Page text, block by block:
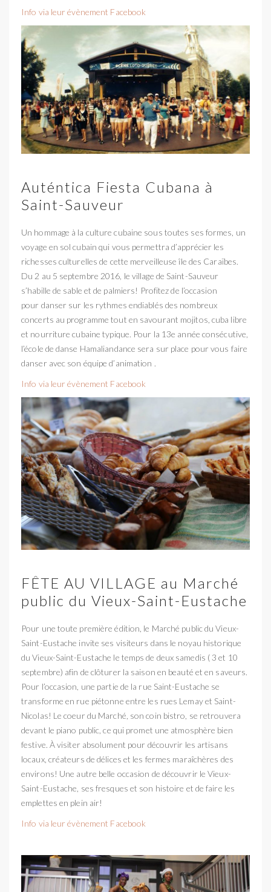
Info via leur évènement Facebook
Auténtica Fiesta Cubana à
Saint-Sauveur
Un hommage à la culture cubaine sous toutes ses formes, un
voyage en sol cubain qui vous permettra d’apprécier les
richesses culturelles de cette merveilleuse île des Caraïbes.
Du 2 au 5 septembre 2016, le village de Saint-Sauveur
s’habille de sable et de palmiers! Profitez de l’occasion
pour danser sur les rythmes endiablés des nombreux
concerts au programme tout en savourant mojitos, cuba libre
et nourriture cubaine typique. Pour la 13e année consécutive,
l’école de danse Hamaliandance sera sur place pour vous faire
danser avec son équipe d’animation .
Info via leur évènement Facebook
FÊTE AU VILLAGE au Marché
public du Vieux-Saint-Eustache
Pour une toute première édition, le Marché public du Vieux-
Saint-Eustache invite ses visiteurs dans le noyau historique
du Vieux-Saint-Eustache le temps de deux samedis ( 3 et 10
septembre) afin de clôturer la saison en beauté et en saveurs.
Pour l’occasion, une partie de la rue Saint-Eustache se
transforme en rue piétonne entre les rues Lemay et Saint-
Nicolas! Le coeur du Marché, son coin bistro, se retrouvera
devant le piano public, ce qui promet une atmosphère bien
festive. À visiter absolument pour découvrir les artisans
locaux, créateurs de délices et les fermes maraîchères des
environs! Une autre belle occasion de découvrir le Vieux-
Saint-Eustache, ses fresques et son histoire et de faire les
emplettes en plein air!
Info via leur évènement Facebook